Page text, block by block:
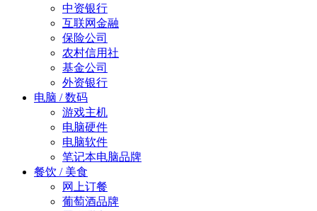
中资银行
互联网金融
保险公司
农村信用社
基金公司
外资银行
电脑 / 数码
游戏主机
电脑硬件
电脑软件
笔记本电脑品牌
餐饮 / 美食
网上订餐
葡萄酒品牌